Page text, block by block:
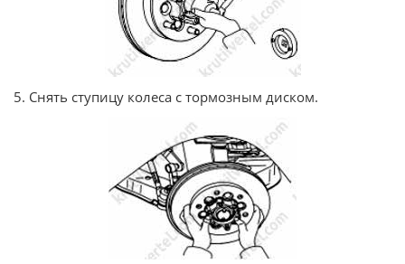
5. Снять ступицу колеса с тормозным диском.